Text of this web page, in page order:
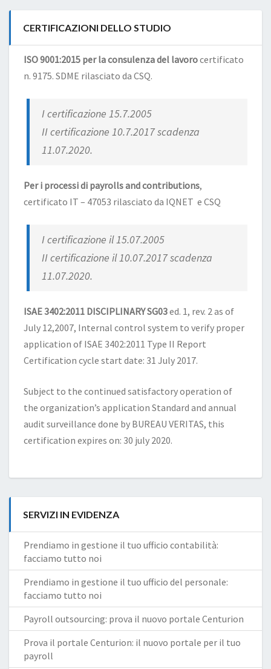
CERTIFICAZIONI DELLO STUDIO
ISO 9001:2015 per la consulenza del lavorocertificato
n. 9175. SDME rilasciato da CSQ.
I certificazione 15.7.2005
II certificazione 10.7.2017 scadenza
11.07.2020.
Per i processi di payrolls and contributions,
certificato IT – 47053 rilasciato da IQNET e CSQ
I certificazione il 15.07.2005
II certificazione il 10.07.2017 scadenza
11.07.2020.
ISAE 3402:2011 DISCIPLINARY SG03ed. 1, rev. 2 as of
July 12,2007, Internal control system to verify proper
application of ISAE 3402:2011 Type II Report
Certification cycle start date: 31 July 2017.
Subject to the continued satisfactory operation of
the organization’s application Standard and annual
audit surveillance done by BUREAU VERITAS, this
certification expires on: 30 july 2020.
SERVIZI IN EVIDENZA
Prendiamo in gestione il tuo ufficio contabilità:
facciamo tutto noi
Prendiamo in gestione il tuo ufficio del personale:
facciamo tutto noi
Payroll outsourcing: prova il nuovo portale Centurion
Prova il portale Centurion: il nuovo portale per il tuo
payroll